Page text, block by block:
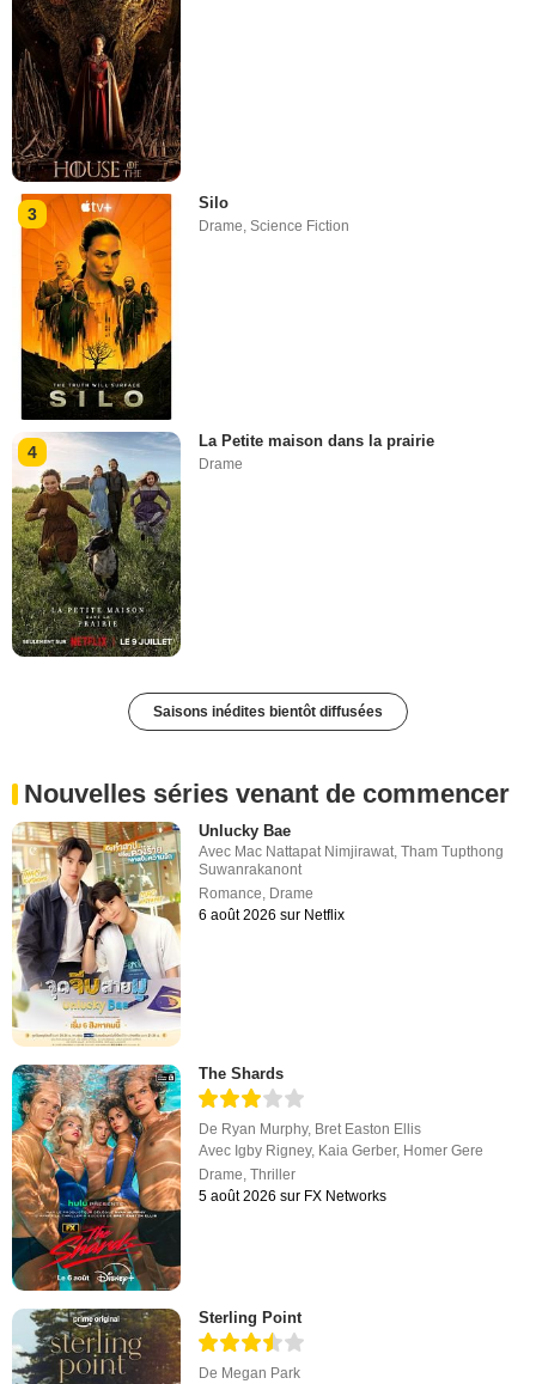
3
Silo
Drame,Science Fiction
4
La Petite maison dans la prairie
Drame
Saisons inédites bientôt diffusées
Nouvelles séries venant de commencer
Unlucky Bae
Avec Mac Nattapat Nimjirawat,Tham Tupthong
Suwanrakanont
Romance, Drame
6 août 2026 sur Netflix
The Shards
De Ryan Murphy, Bret Easton Ellis
Avec Igby Rigney, Kaia Gerber, Homer Gere
Drame,Thriller
5 août 2026 sur FX Networks
Sterling Point
De Megan Park